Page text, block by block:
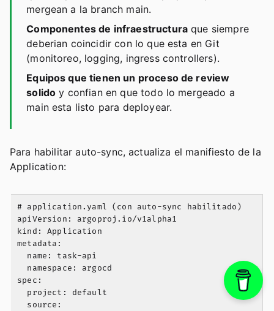
mergean a la branch main.
Componentes de infraestructura que siempre
deberian coincidir con lo que esta en Git
(monitoreo, logging, ingress controllers).
Equipos que tienen un proceso de review
solido y confian en que todo lo mergeado a
main esta listo para deployear.
Para habilitar auto-sync, actualiza el manifiesto de la
Application:
# application.yaml (con auto-sync habilitado)
apiVersion: argoproj.io/v1alpha1
kind: Application
metadata:
  name: task-api
  namespace: argocd
spec:
  project: default
  source: